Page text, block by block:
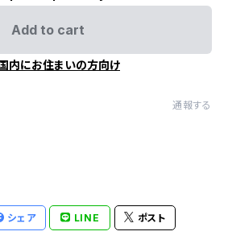
Add to cart
内にお住まいの方向け
通報する
シェア LINE ポスト